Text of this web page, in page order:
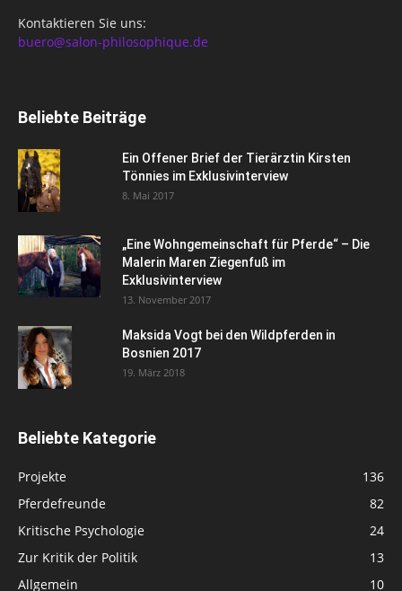
Kontaktieren Sie uns:
buero@salon-philosophique.de
Beliebte Beiträge
Ein Offener Brief der Tierärztin Kirsten
Tönnies im Exklusivinterview
8. Mai 2017
„Eine Wohngemeinschaft für Pferde“ – Die
Malerin Maren Ziegenfuß im
Exklusivinterview
13. November 2017
Maksida Vogt bei den Wildpferden in
Bosnien 2017
19. März 2018
Beliebte Kategorie
Projekte
136
Pferdefreunde
82
Kritische Psychologie
24
Zur Kritik der Politik
13
Allgemein
10